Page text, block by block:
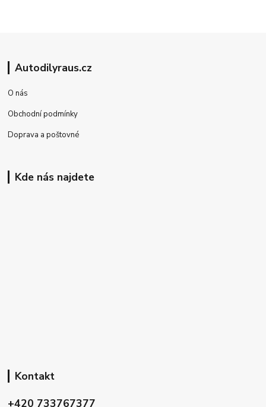
Autodilyraus.cz
O nás
Obchodní podmínky
Doprava a poštovné
Kde nás najdete
Kontakt
+420 733767377